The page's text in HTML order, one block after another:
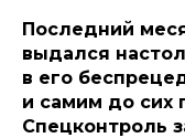
Последний
выдался
в его
и самим до сих
Спецконтроль